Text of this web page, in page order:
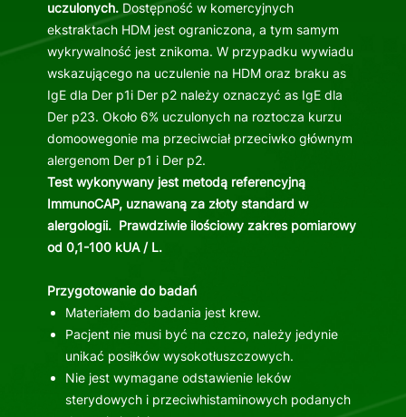
uczulonych.Dostępność w komercyjnych
ekstraktach HDM jest ograniczona, a tym samym
wykrywalność jest znikoma. W przypadku wywiadu
wskazującego na uczulenie na HDM oraz braku as
IgE dla Der p1i Der p2 należy oznaczyć as IgE dla
Der p23. Około 6% uczulonych na roztocza kurzu
domoowegonie ma przeciwciał przeciwko głównym
alergenom Der p1 i Der p2.
Test wykonywany jest metodą referencyjną
ImmunoCAP, uznawaną za złoty standard w
alergologii. Prawdziwie ilościowy zakres pomiarowy
od 0,1-100 kUA / L.
Przygotowanie do badań
Materiałem do badania jest krew.
Pacjent nie musi być na czczo, należy jedynie
unikać posiłków wysokotłuszczowych.
Nie jest wymagane odstawienie leków
sterydowych i przeciwhistaminowych podanych